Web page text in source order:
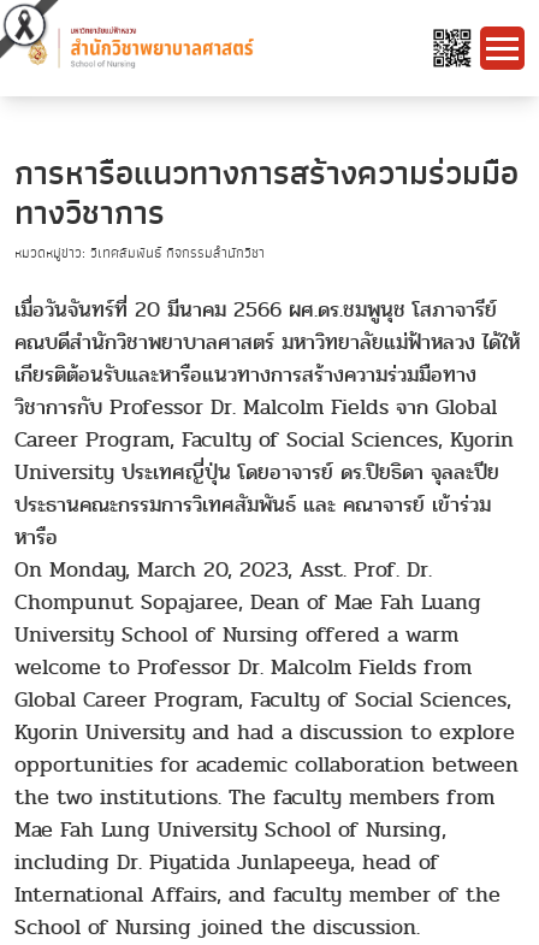
การหารือแนวทางการสร้างความร่วมมือ
ทางวิชาการ
หมวดหมู่ข่าว: วิเทศสัมพันธ์ กิจกรรมสำนักวิชา
เมื่อวันจันทร์ที่ 20 มีนาคม 2566 ผศ.ดร.ชมพูนุช โสภาจารีย์
คณบดีสำนักวิชาพยาบาลศาสตร์ มหาวิทยาลัยแม่ฟ้าหลวง ได้ให้
เกียรติต้อนรับและหารือแนวทางการสร้างความร่วมมือทาง
วิชาการกับ Professor Dr. Malcolm Fields จาก Global
Career Program, Faculty of Social Sciences, Kyorin
University ประเทศญี่ปุ่น โดยอาจารย์ ดร.ปิยธิดา จุลละปีย
ประธานคณะกรรมการวิเทศสัมพันธ์ และ คณาจารย์ เข้าร่วม
หารือ
On Monday, March 20, 2023, Asst. Prof. Dr.
Chompunut Sopajaree, Dean of Mae Fah Luang
University School of Nursing offered a warm
welcome to Professor Dr. Malcolm Fields from
Global Career Program, Faculty of Social Sciences,
Kyorin University and had a discussion to explore
opportunities for academic collaboration between
the two institutions. The faculty members from
Mae Fah Lung University School of Nursing,
including Dr. Piyatida Junlapeeya, head of
International Affairs, and faculty member of the
School of Nursing joined the discussion.